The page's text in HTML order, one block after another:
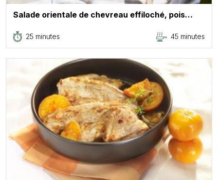
Salade orientale de chevreau effiloché, pois…
25 minutes 45 minutes